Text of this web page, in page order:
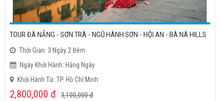
TOUR ĐÀ NẴNG - SƠN TRÀ - NGŨ HÀNH SƠN - HỘI AN - BÀ NÀ HILLS
Thời Gian: 3 Ngày 2 Đêm
Ngày Khởi Hành: Hằng Ngày
Khởi Hành Từ: TP. Hồ Chí Minh
2,800,000 đ 3,100,000đ